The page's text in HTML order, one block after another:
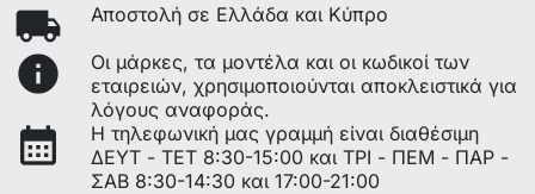
local_shipping Αποστολή σε Ελλάδα και Κύπρο
info
Οι μάρκες, τα μοντέλα και οι κωδικοί των
εταιρειών, χρησιμοποιούνται αποκλειστικά για
λόγους αναφοράς.
calendar_month
Η τηλεφωνική μας γραμμή είναι διαθέσιμη
ΔΕΥΤ - ΤΕΤ 8:30-15:00 και ΤΡΙ - ΠΕΜ - ΠΑΡ -
ΣΑΒ 8:30-14:30 και 17:00-21:00